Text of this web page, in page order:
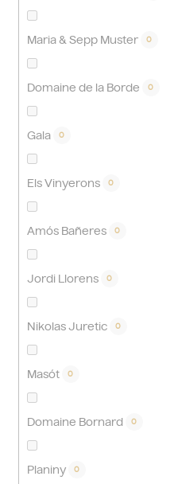
Maria & Sepp Muster 0
Domaine de la Borde 0
Gala 0
Els Vinyerons 0
Amós Bañeres 0
Jordi Llorens 0
Nikolas Juretic 0
Masót 0
Domaine Bornard 0
Planiny 0